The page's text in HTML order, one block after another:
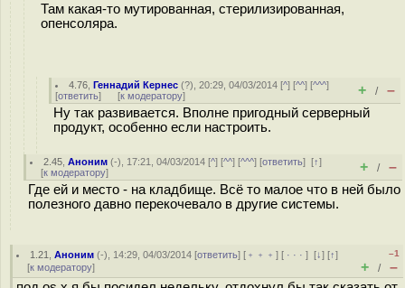
Там какая-то мутированная, стерилизированная,
опенсоляра.
4.76 ,Геннадий Кернес (?), 20:29, 04/03/2014 [^] [^^] [^^^]
[ответить] [к модератору] + / –
Ну так развивается. Вполне пригодный серверный
продукт, особенно если настроить.
2.45 ,Аноним (-), 17:21, 04/03/2014 [^] [^^] [^^^] [ответить][↑]
[к модератору] + / –
Где ей и место - на кладбище. Всё то малое что в ней было
полезного давно перекочевало в другие системы.
1.21 ,Аноним (-), 14:29, 04/03/2014 [ответить] [ ﹢﹢﹢] [ · · ·][↓] [↑]
[к модератору]
–1
+ / –